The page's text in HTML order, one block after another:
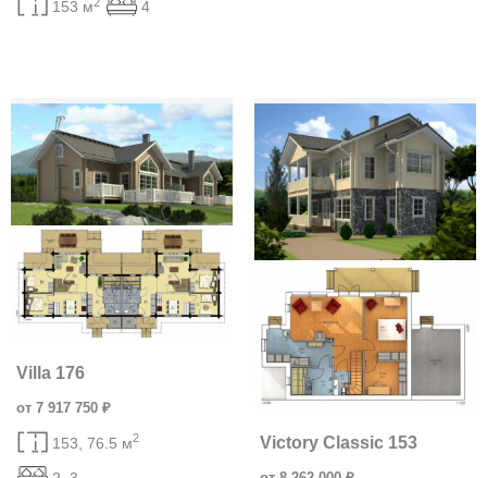
153 м 4
Villa 176
от 7 917 750 ₽
153, 76.5 м2 Victory Classic 153